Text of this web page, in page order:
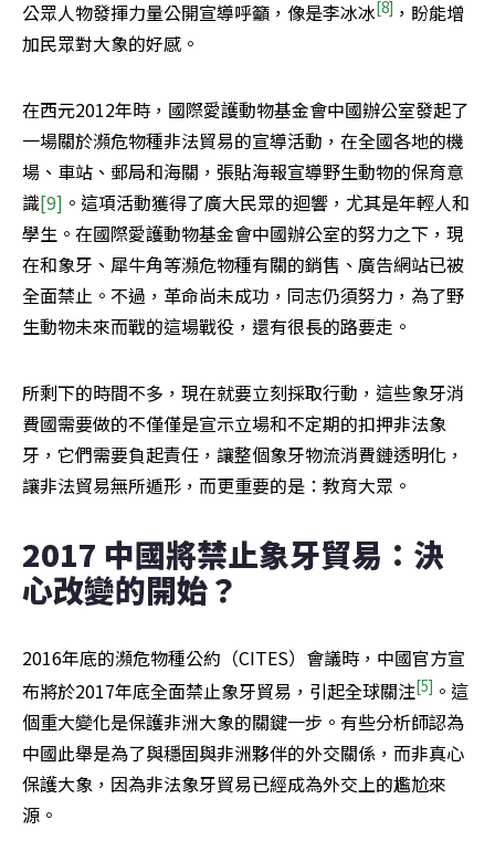
公眾人物發揮力量公開宣導呼籲，像是李冰冰[8] ，盼能增
加民眾對大象的好感。
在西元2012年時，國際愛護動物基金會中國辦公室發起了
一場關於瀕危物種非法貿易的宣導活動，在全國各地的機
場、車站、郵局和海關，張貼海報宣導野生動物的保育意
識[9] 。這項活動獲得了廣大民眾的迴響，尤其是年輕人和
學生。在國際愛護動物基金會中國辦公室的努力之下，現
在和象牙、犀牛角等瀕危物種有關的銷售、廣告網站已被
全面禁止。不過，革命尚未成功，同志仍須努力，為了野
生動物未來而戰的這場戰役，還有很長的路要走。
所剩下的時間不多，現在就要立刻採取行動，這些象牙消
費國需要做的不僅僅是宣示立場和不定期的扣押非法象
牙，它們需要負起責任，讓整個象牙物流消費鏈透明化，
讓非法貿易無所遁形，而更重要的是：教育大眾。
2017 中國將禁止象牙貿易：決
心改變的開始？
2016年底的瀕危物種公約（CITES）會議時，中國官方宣
布將於2017年底全面禁止象牙貿易，引起全球關注[5] 。這
個重大變化是保護非洲大象的關鍵一步。有些分析師認為
中國此舉是為了與穩固與非洲夥伴的外交關係，而非真心
保護大象，因為非法象牙貿易已經成為外交上的尷尬來
源。